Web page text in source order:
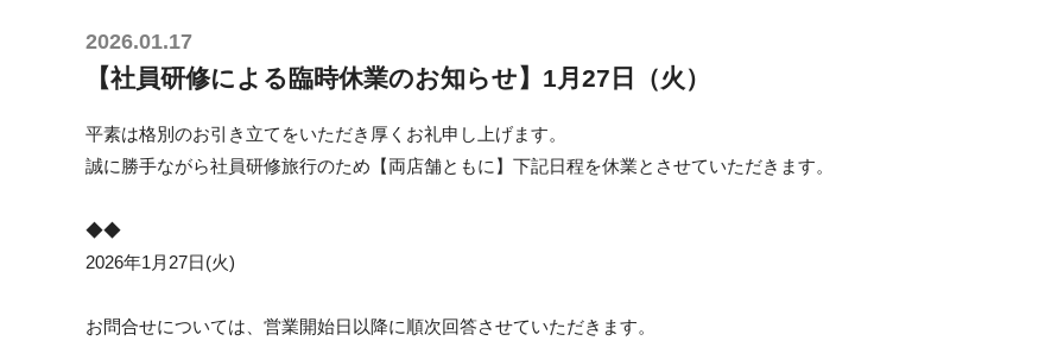
2026.01.17
【社員研修による臨時休業のお知らせ】1月27日（火）
平素は格別のお引き立てをいただき厚くお礼申し上げます。
誠に勝手ながら社員研修旅行のため【両店舗ともに】下記日程を休業とさせていただきます。
◆◆
2026年1月27日(火)
お問合せについては、営業開始日以降に順次回答させていただきます。